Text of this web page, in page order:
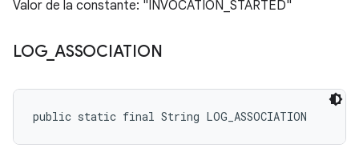
Valor de la constante: "INVOCATION_STARTED"
LOG_ ASSOCIATION
public static final String LOG_ASSOCIATION